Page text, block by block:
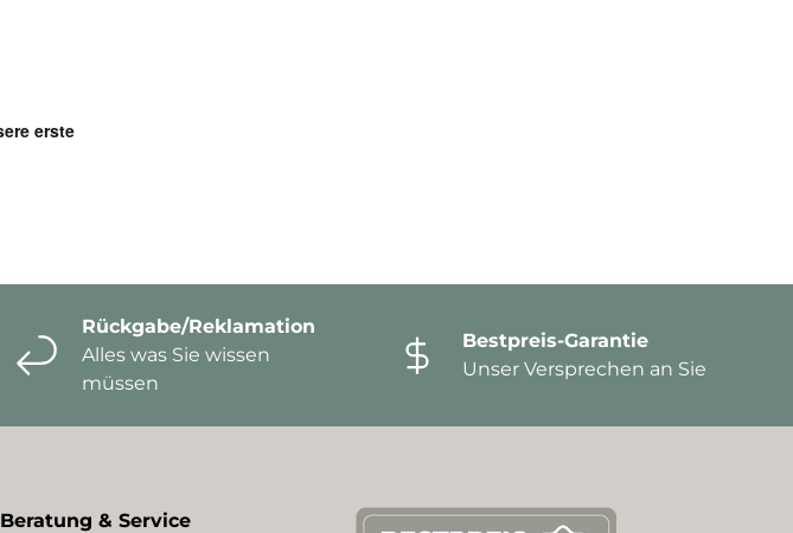
Rückgabe/Reklamation
Alles was Sie wissen
müssen
Bestpreis-Garantie
Unser Versprechen an Sie
Beratung & Service